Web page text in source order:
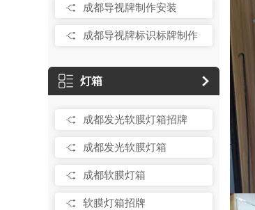
成都导视牌制作安装
成都导视牌标识标牌制作
灯箱
成都发光软膜灯箱招牌
成都发光软膜灯箱
成都软膜灯箱
软膜灯箱招牌